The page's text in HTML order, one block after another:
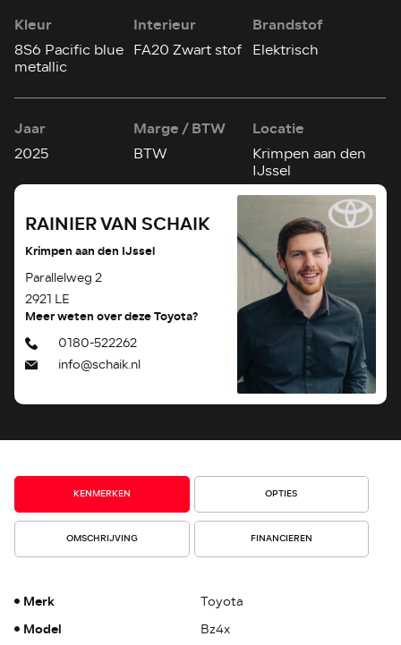
Kleur
8S6 Pacific blue
metallic
Interieur
FA20 Zwart stof
Brandstof
Elektrisch
Jaar
2025
Marge / BTW
BTW
Locatie
Krimpen aan den
IJssel
RAINIER VAN SCHAIK
Krimpen aan den IJssel
Parallelweg 2
2921 LE
Meer weten over deze Toyota?
0180-522262
info@schaik.nl
KENMERKEN OPTIES
OMSCHRIJVING FINANCIEREN
Merk Toyota
Model Bz4x